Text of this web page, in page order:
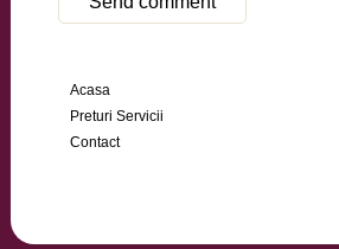
Acasa
Preturi Servicii
Contact